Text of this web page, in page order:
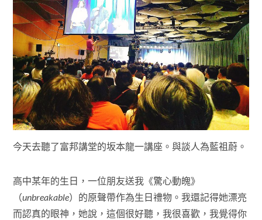
今天去聽了富邦講堂的坂本龍一講座。與談人為藍祖蔚。
高中某年的生日，一位朋友送我《驚心動魄》
（unbreakable）的原聲帶作為生日禮物。我還記得她漂亮
而認真的眼神，她說，這個很好聽，我很喜歡，我覺得你